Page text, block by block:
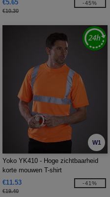
€5.65
€10.30
-45%
W1
Yoko YK410 - Hoge zichtbaarheid
korte mouwen T-shirt
€11.53
€19.40
-41%